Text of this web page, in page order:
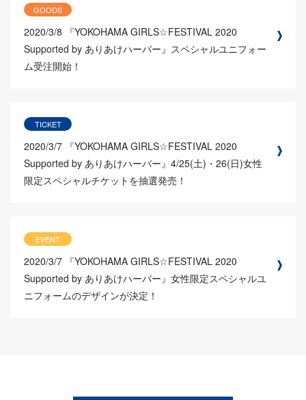
GOODS
2020/3/8
『YOKOHAMA GIRLS☆FESTIVAL 2020
Supported by ありあけハーバー』スペシャルユニフォー
ム受注開始！
TICKET
2020/3/7 『YOKOHAMA GIRLS☆FESTIVAL 2020
Supported by ありあけハーバー』4/25(土)・26(日)女性
限定スペシャルチケットを抽選発売！
EVENT
2020/3/7 『YOKOHAMA GIRLS☆FESTIVAL 2020
Supported by ありあけハーバー』女性限定スペシャルユ
ニフォームのデザインが決定！